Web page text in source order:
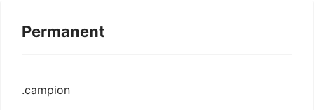
Permanent
.campion